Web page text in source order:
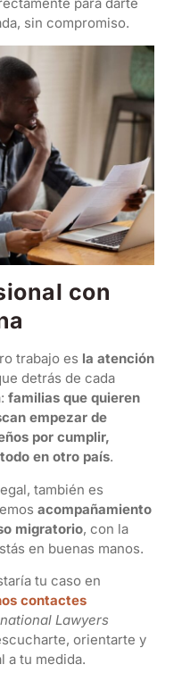
sin compromiso.
con
trabajo es la atención
detrás de cada
familias que quieren
empezar de
por cumplir,
en otro país.
también es
acompañamiento
migratorio, con la
en buenas manos.
tu caso en
contactes
Lawyers
orientarte y
a tu medida.